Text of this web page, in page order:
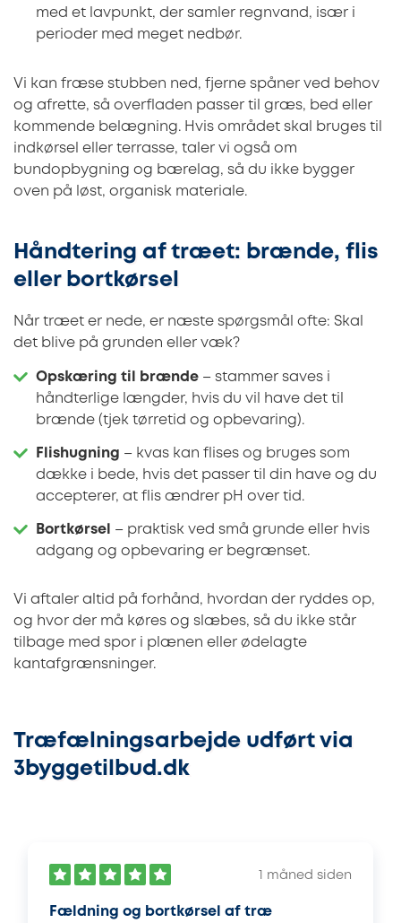
med et lavpunkt, der samler regnvand, især i
perioder med meget nedbør.
Vi kan fræse stubben ned, fjerne spåner ved behov
og afrette, så overfladen passer til græs, bed eller
kommende belægning. Hvis området skal bruges til
indkørsel eller terrasse, taler vi også om
bundopbygning og bærelag, så du ikke bygger
oven på løst, organisk materiale.
Håndtering af træet: brænde, flis
eller bortkørsel
Når træet er nede, er næste spørgsmål ofte: Skal
det blive på grunden eller væk?
Opskæring til brænde – stammer saves i
håndterlige længder, hvis du vil have det til
brænde (tjek tørretid og opbevaring).
Flishugning – kvas kan flises og bruges som
dække i bede, hvis det passer til din have og du
accepterer, at flis ændrer pH over tid.
Bortkørsel
– praktisk ved små grunde eller hvis
adgang og opbevaring er begrænset.
Vi aftaler altid på forhånd, hvordan der ryddes op,
og hvor der må køres og slæbes, så du ikke står
tilbage med spor i plænen eller ødelagte
kantafgrænsninger.
Træfælningsarbejde udført via
3byggetilbud.dk
1 måned siden
Fældning og bortkørsel af træ